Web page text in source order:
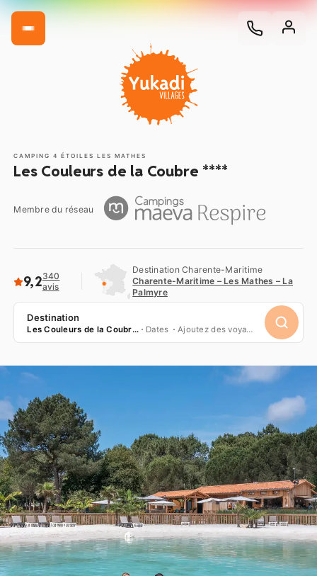
CAMPING 4 ÉTOILES LES MATHES
Les Couleurs de la Coubre ****
Membre du réseau
9,2340
avis
Destination Charente-Maritime
Charente-Maritime – Les Mathes – La
Palmyre
Destination
Les Couleurs de la Coubre **** Dates Ajoutez des voyageurs